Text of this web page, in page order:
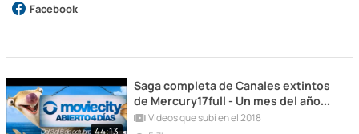
Facebook
44:13
Saga completa de Canales extintos
de Mercury17full - Un mes del año
para cada parte (PARTE 3 DE 4)
Videos que subi en el 2018